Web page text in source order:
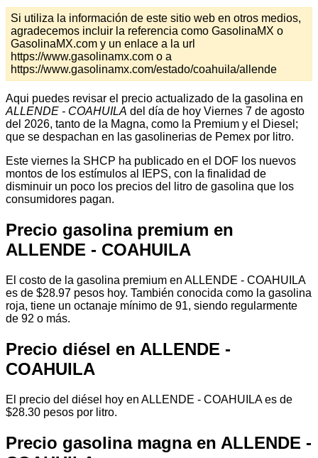
Si utiliza la información de este sitio web en otros medios,
agradecemos incluir la referencia como GasolinaMX o
GasolinaMX.com y un enlace a la url
https://www.gasolinamx.com o a
https://www.gasolinamx.com/estado/coahuila/allende
Aqui puedes revisar el precio actualizado de la gasolina en
ALLENDE - COAHUILA del día de hoy Viernes 7 de agosto
del 2026, tanto de la Magna, como la Premium y el Diesel;
que se despachan en las gasolinerias de Pemex por litro.
Este viernes la SHCP ha publicado en el DOF los nuevos
montos de los estímulos al IEPS, con la finalidad de
disminuir un poco los precios del litro de gasolina que los
consumidores pagan.
Precio gasolina premium en
ALLENDE - COAHUILA
El costo de la gasolina premium en ALLENDE - COAHUILA
es de $28.97 pesos hoy. También conocida como la gasolina
roja, tiene un octanaje mínimo de 91, siendo regularmente
de 92 o más.
Precio diésel en ALLENDE -
COAHUILA
El precio del diésel hoy en ALLENDE - COAHUILA es de
$28.30 pesos por litro.
Precio gasolina magna en ALLENDE -